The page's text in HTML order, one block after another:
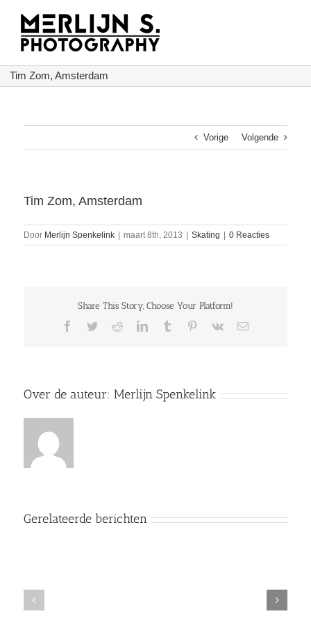
inhoud
Tim Zom, Amsterdam
Vorige Volgende
Tim Zom, Amsterdam
Door Merlijn Spenkelink maart 8th, 2013 Skating 0 Reacties
Share This Story, Choose Your Platform!
Facebook
TwitterRedditLinkedInTumblr Pinterest
Vk
E-
Over de auteur: Merlijn Spenkelink
Gerelateerde berichten